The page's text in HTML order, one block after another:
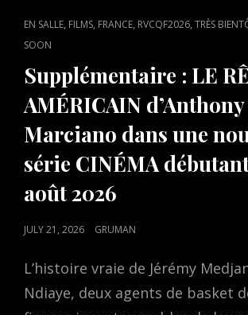
CAT
LINKS
EN SALLE, FILMS, FRANCE, RVCQF2026,TRÈS
SOON
Supplémentaire : LE
AMÉRICAIN d’Anthony
Marciano dans une
série CINÉMA
août 2026
POSTED
JULY 21, 2026 GRUMAN
L’histoire vraie de Jérémy
Ndiaye, deux agents de basket